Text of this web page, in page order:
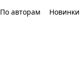
По авторам Новинки